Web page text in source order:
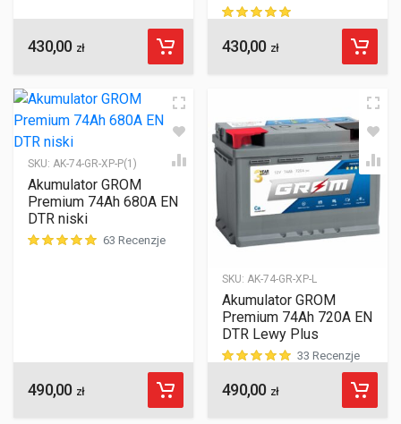
430,00 zł ocen klientów
430,00 zł
SKU: AK-74-GR-XP-P(1)
Akumulator GROM
Premium 74Ah 680A EN
DTR niski
63 Recenzje
490,00 zł
SKU: AK-74-GR-XP-L
Akumulator GROM
Premium 74Ah 720A EN
DTR Lewy Plus
ocen klientów
33 Recenzje
490,00 zł